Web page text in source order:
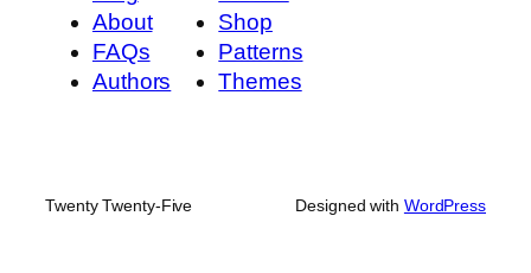
About
FAQs
Authors
Shop
Patterns
Themes
Twenty Twenty-Five Designed with WordPress